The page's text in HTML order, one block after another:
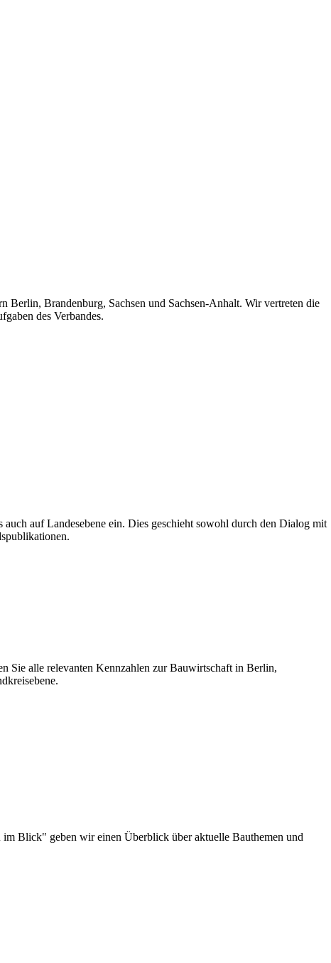
Berlin, Brandenburg, Sachsen und Sachsen-Anhalt. Wir vertreten die
des Verbandes.
auf Landesebene ein. Dies geschieht sowohl durch den Dialog mit
Sie alle relevanten Kennzahlen zur Bauwirtschaft in Berlin,
Blick" geben wir einen Überblick über aktuelle Bauthemen und